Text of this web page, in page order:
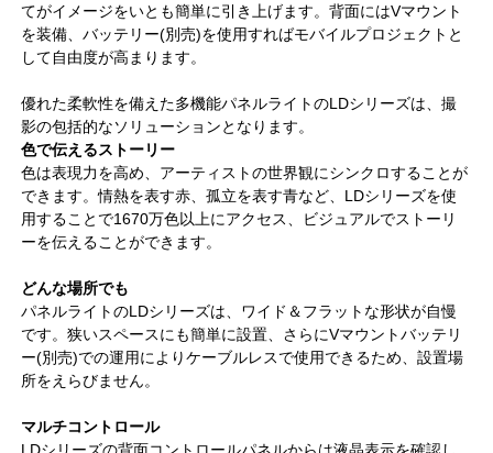
てがイメージをいとも簡単に引き上げます。背面にはVマウント
を装備、バッテリー(別売)を使用すればモバイルプロジェクトと
して自由度が高まります。
優れた柔軟性を備えた多機能パネルライトのLDシリーズは、撮
影の包括的なソリューションとなります。
色で伝えるストーリー
色は表現力を高め、アーティストの世界観にシンクロすることが
できます。情熱を表す赤、孤立を表す青など、LDシリーズを使
用することで1670万色以上にアクセス、ビジュアルでストーリ
ーを伝えることができます。
どんな場所でも
パネルライトのLDシリーズは、ワイド＆フラットな形状が自慢
です。狭いスペースにも簡単に設置、さらにVマウントバッテリ
ー(別売)での運用によりケーブルレスで使用できるため、設置場
所をえらびません。
マルチコントロール
LDシリーズの背面コントロールパネルからは液晶表示を確認し